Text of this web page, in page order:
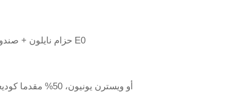
رغوة + فيلم PE + حزام نايلون + صندوق خشب رقائقي قياسي E0
T/T أو ويسترن يونيون، 50% مقدما كوديعة، و 50% الرصيد المدفوع قبل التسليم